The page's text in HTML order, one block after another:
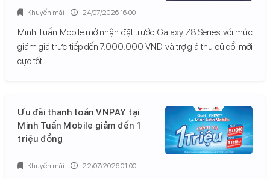
Minh Tuấn Mobile mở nhận đặt trước Galaxy Z8 Series với mức
giảm giá trực tiếp đến 7.000.000 VND và trợ giá thu cũ đổi mới
cực tốt.
Khuyến mãi 24/07/2026 16:00
Ưu đãi thanh toán VNPAY tại
Minh Tuấn Mobile giảm đến 1
triệu đồng
Khuyến mãi 22/07/2026 01:00